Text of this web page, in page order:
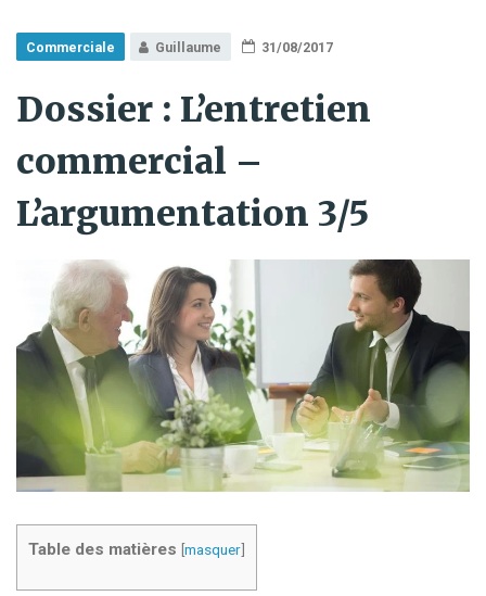
Commerciale Guillaume 31/08/2017
Dossier : L’entretien
commercial –
L’argumentation 3/5
Table des matières [masquer]